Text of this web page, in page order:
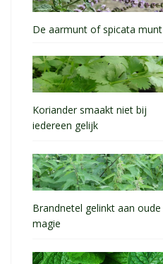
De aarmunt of spicata munt
Koriander smaakt niet bij
iedereen gelijk
Brandnetel gelinkt aan oude
magie